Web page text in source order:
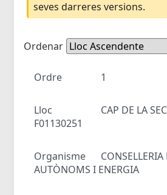
seves darreres versions.
Ordenar
Ordre 1
Lloc
CAP DE LA
F01130251
Organisme
AUTÒNOMS I ENERGIA